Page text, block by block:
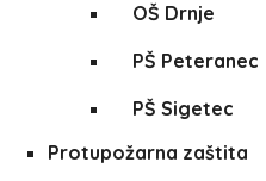
OŠ Drnje
PŠ Peteranec
PŠ Sigetec
Protupožarna zaštita